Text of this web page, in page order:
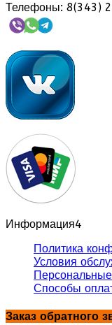
Телефоны: 8(343)
Информация4
Политика
Условия
Способы
Заказ обратного